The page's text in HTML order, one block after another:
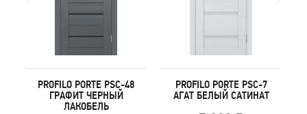
PROFILO PORTE PSC-48
ГРАФИТ ЧЕРНЫЙ
ЛАКОБЕЛЬ
PROFILO PORTE PSC-7
АГАТ БЕЛЫЙ САТИНАТ